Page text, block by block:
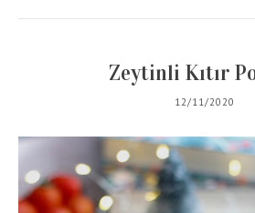
Zeytinli Kıtır
12/11/2020